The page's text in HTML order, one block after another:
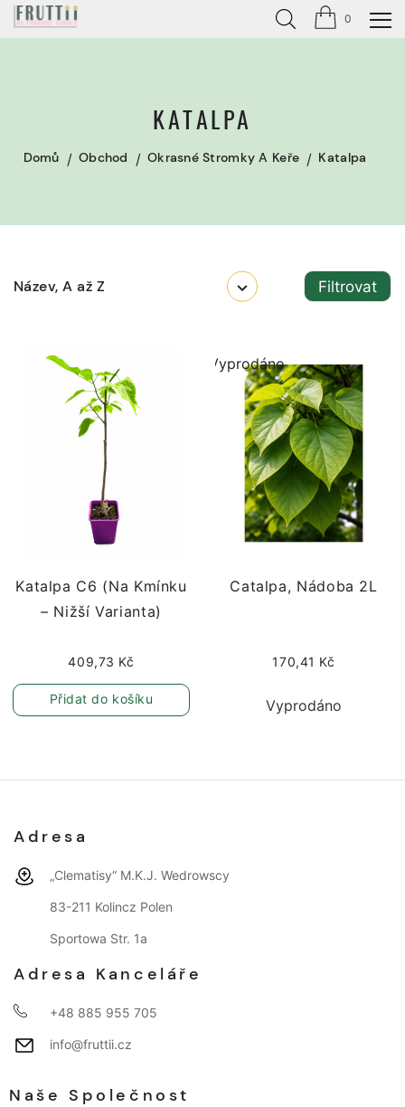
0
KATALPA
Domů Obchod Okrasné Stromky A Keře Katalpa
Název, A až Z Filtrovat
Katalpa C6 (na Kmínku
– Nižší Varianta)
409,73 Kč
Přidat do košíku
Vyprodáno
Catalpa, Nádoba 2L
170,41 Kč
Vyprodáno
Adresa
„Clematisy“ M.K.J. Wedrowscy
83-211 Kolincz Polen
Sportowa Str. 1a
Adresa Kanceláře
+48 885 955 705
info@fruttii.cz
Naše Společnost